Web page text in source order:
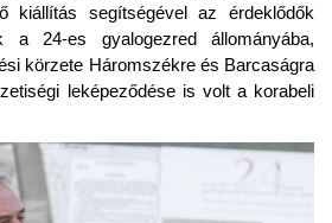
kiállítás segítségével az érdeklődők
a 24-es gyalogezred állományába,
körzete Háromszékre és Barcaságra
leképeződése is volt a korabeli